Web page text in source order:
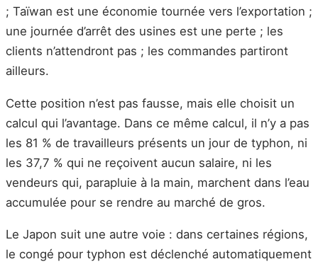
; Taïwan est une économie tournée vers l’exportation ;
une journée d’arrêt des usines est une perte ; les
clients n’attendront pas ; les commandes partiront
ailleurs.
Cette position n’est pas fausse, mais elle choisit un
calcul qui l’avantage. Dans ce même calcul, il n’y a pas
les 81 % de travailleurs présents un jour de typhon, ni
les 37,7 % qui ne reçoivent aucun salaire, ni les
vendeurs qui, parapluie à la main, marchent dans l’eau
accumulée pour se rendre au marché de gros.
Le Japon suit une autre voie : dans certaines régions,
le congé pour typhon est déclenché automatiquement